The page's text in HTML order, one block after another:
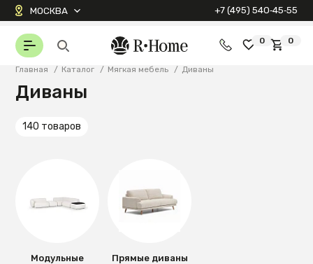
МОСКВА +7 (495) 540‑45‑55
0 0
Главная / Каталог / Мягкая мебель / Диваны
Диваны
140 товаров
Модульные
Прямые диваны